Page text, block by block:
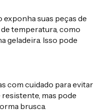
exponha suas peças de
temperatura, como
geladeira. Isso pode
com cuidado para evitar
resistente, mas pode
brusca.